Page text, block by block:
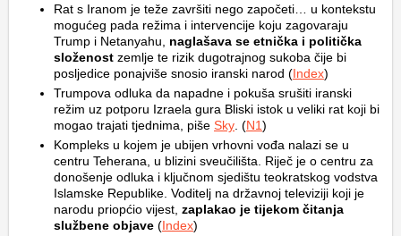
Rat s Iranom je teže završiti nego započeti… u kontekstu
mogućeg pada režima i intervencije koju zagovaraju
Trump i Netanyahu, naglašava se etnička i politička
složenost zemlje te rizik dugotrajnog sukoba čije bi
posljedice ponajviše snosio iranski narod (Index)
Trumpova odluka da napadne i pokuša srušiti iranski
režim uz potporu Izraela gura Bliski istok u veliki rat koji bi
mogao trajati tjednima, piše Sky . (N1)
Kompleks u kojem je ubijen vrhovni vođa nalazi se u
centru Teherana, u blizini sveučilišta. Riječ je o centru za
donošenje odluka i ključnom sjedištu teokratskog vodstva
Islamske Republike. Voditelj na državnoj televiziji koji je
narodu priopćio vijest, zaplakao je tijekom čitanja
službene objave (Index)